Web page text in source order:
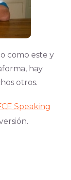
como este y
hay
otros.
Speaking